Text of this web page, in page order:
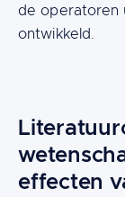
de operatoren
ontwikkeld.
effecten